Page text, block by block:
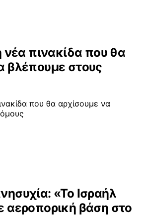
νέα πινακίδα που θα
βλέπουμε στους
που θα αρχίσουμε να
«Το Ισραήλ
αεροπορική βάση στο